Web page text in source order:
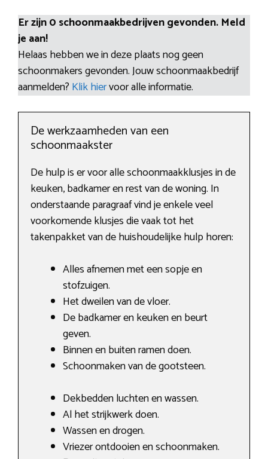
Er zijn 0 schoonmaakbedrijven gevonden. Meld
je aan!
Helaas hebben we in deze plaats nog geen
schoonmakers gevonden. Jouw schoonmaakbedrijf
aanmelden? Klik hiervoor alle informatie.
De werkzaamheden van een
schoonmaakster
De hulp is er voor alle schoonmaakklusjes in de
keuken, badkamer en rest van de woning. In
onderstaande paragraaf vind je enkele veel
voorkomende klusjes die vaak tot het
takenpakket van de huishoudelijke hulp horen:
Alles afnemen met een sopje en
stofzuigen.
Het dweilen van de vloer.
De badkamer en keuken en beurt
geven.
Binnen en buiten ramen doen.
Schoonmaken van de gootsteen.
Dekbedden luchten en wassen.
Al het strijkwerk doen.
Wassen en drogen.
Vriezer ontdooien en schoonmaken.